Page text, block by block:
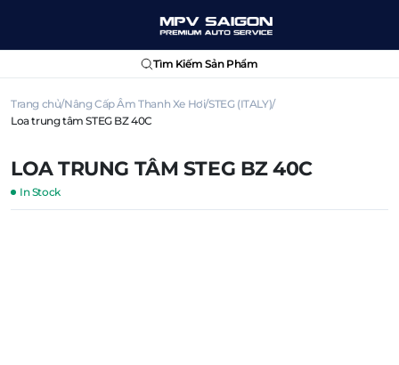
Tìm Kiếm Sản Phẩm
Trang chủ Nâng Cấp Âm Thanh Xe Hơi STEG (ITALY)
Loa trung tâm STEG BZ 40C
LOA TRUNG TÂM STEG BZ 40C
In Stock